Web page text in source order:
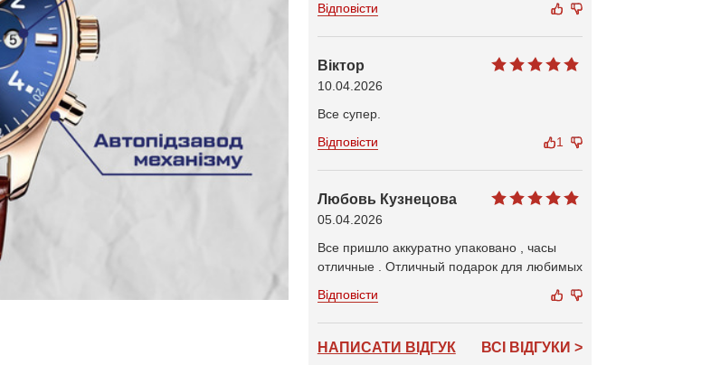
Відповісти
Віктор
10.04.2026
Все супер.
Відповісти
1
Любовь Кузнецова
05.04.2026
Все пришло аккуратно упаковано , часы
отличные . Отличный подарок для любимых
Відповісти
НАПИСАТИ ВІДГУК ВСІ ВІДГУКИ >